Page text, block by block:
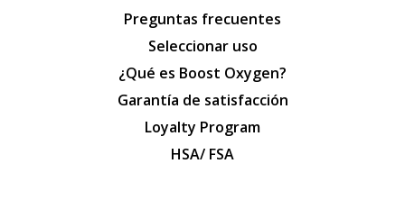
Preguntas frecuentes
Seleccionar uso
¿Qué es Boost Oxygen?
Garantía de satisfacción
Loyalty Program
HSA/ FSA